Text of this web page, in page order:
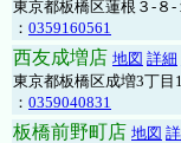
東京都板橋区蓮根３-
： 0359160561
西友成増店 地図 詳細
東京都板橋区成増3丁
： 0359040831
板橋前野町店 地図